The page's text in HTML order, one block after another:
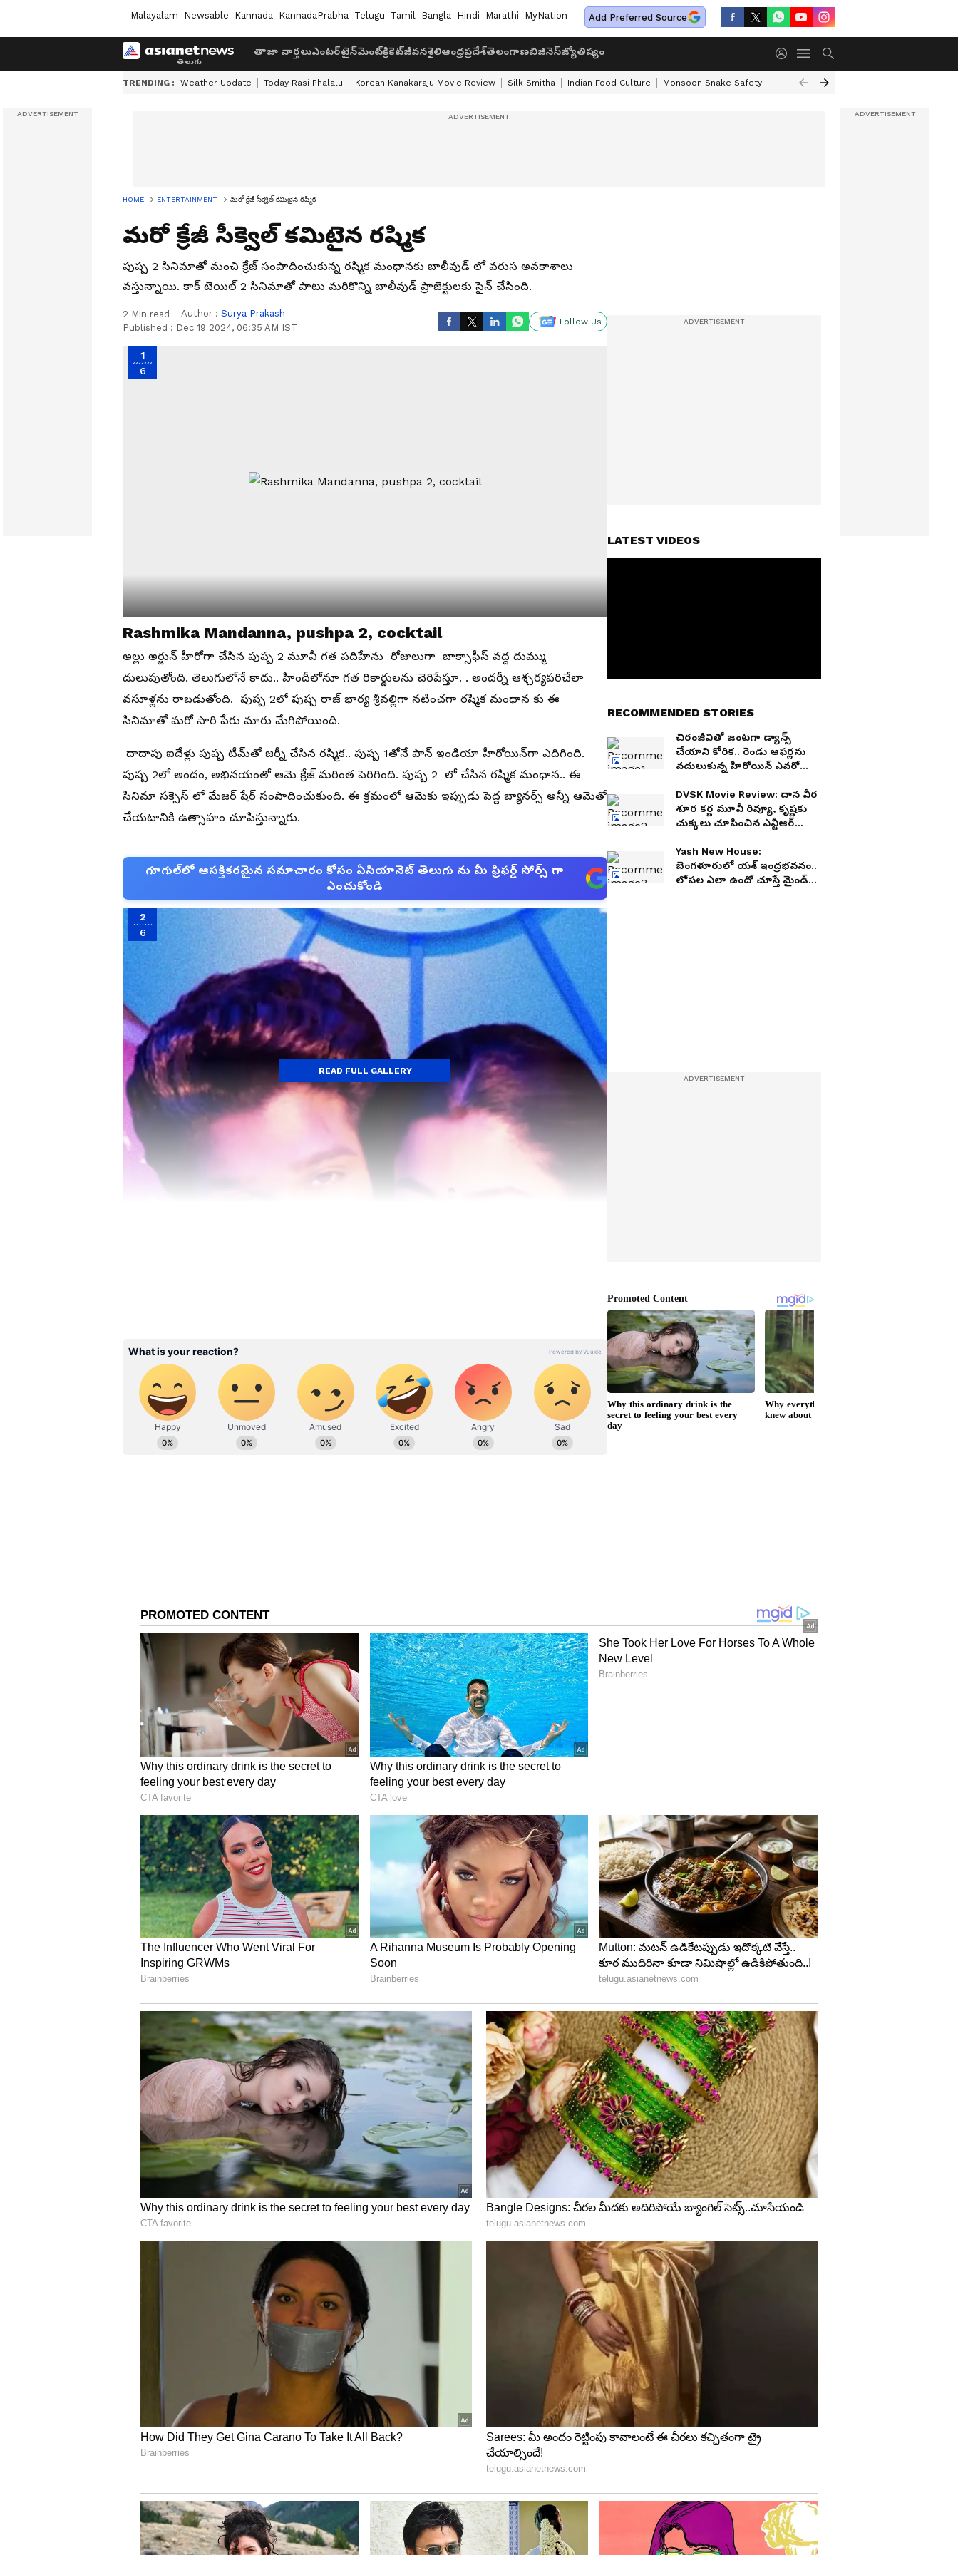
Malayalam Newsable Kannada KannadaPrabha Telugu Tamil Bangla Hindi Marathi MyNation Add Preferred Source
తాజా వార్తలుఎంటర్‌టైన్‌మెంట్క్రికెట్జీవనశైలిఆంధ్రప్రదేశ్తెలంగాణబిజినెస్జ్యోతిష్యం
TRENDING : Weather Update Today Rasi Phalalu Korean Kanakaraju Movie Review Silk Smitha Indian Food Culture Monsoon Snake Safety Akkineni Nageswara Rao
HOME ENTERTAINMENT మరో క్రేజీ సీక్వెల్ కమిటైన రష్మిక
మరో క్రేజీ సీక్వెల్ కమిటైన రష్మిక
పుష్ప 2 సినిమాతో మంచి క్రేజ్ సంపాదించుకున్న రష్మిక మంధానకు బాలీవుడ్ లో వరుస అవకాశాలు
వస్తున్నాయి. కాక్ టెయిల్ 2 సినిమాతో పాటు మరికొన్ని బాలీవుడ్ ప్రాజెక్టులకు సైన్ చేసింది.
2 Min read Author : Surya Prakash
Published : Dec 19 2024, 06:35 AM IST
Follow Us
1
6
Rashmika Mandanna, pushpa 2, cocktail
అల్లు అర్జున్ హీరోగా చేసిన పుష్ప 2 మూవీ గత పదిహేను రోజులుగా బాక్సాఫీస్ వద్ద దుమ్ము
దులుపుతోంది. తెలుగులోనే కాదు.. హిందీలోనూ గత రికార్డులను చెరిపేస్తూ. . అందర్నీ ఆశ్చర్యపరిచేలా
వసూళ్లను రాబడుతోంది. పుష్ప 2లో పుష్ప రాజ్ భార్య శ్రీవల్లిగా నటించగా రష్మిక మంధాన కు ఈ
సినిమాతో మరో సారి పేరు మారు మేగిపోయింది.
దాదాపు ఐదేళ్లు పుష్ప టీమ్‌తో జర్నీ చేసిన రష్మిక.. పుష్ప 1తోనే పాన్ ఇండియా హీరోయిన్‌గా ఎదిగింది.
పుష్ప 2లో అందం, అభినయంతో ఆమె క్రేజ్ మరింత పెరిగింది. పుష్ప 2 లో చేసిన రష్మిక మంధాన.. ఈ
సినిమా సక్సెస్ లో మేజర్ షేర్ సంపాదించుకుంది. ఈ క్రమంలో ఆమెకు ఇప్పుడు పెద్ద బ్యానర్స్ అన్నీ ఆమెతో
చేయటానికి ఉత్సాహం చూపిస్తున్నారు.
గూగుల్‌లో ఆసక్తికరమైన సమాచారం కోసం ఏసియానెట్ తెలుగు ను మీ ఫ్రిఫర్డ్ సోర్స్ గా
ఎంచుకోండి
2
6
హిందీతో పాటు బెంగాలీ భాషల్లోనూ మూవీ రిలీజైన విషయం తెలిసిందే. తెలుగు కంటే హిందీలోనే పుష్ప2కి
కలెక్షన్లు ఎక్కువగా వస్తుండటం గమనార్హం.
ఈ క్రమంలో హిందీ ప్రొడ్యూసర్స్ దృష్టి పూర్తిగా రష్మిక మీద పడింది. అల్లు అర్జున్ ఎలాగో తమకు దొరకడు.
రష్మికని అయినా తమ సినిమాలోకి తీసుకోవాలని ఆశిస్తున్నారు. దాంతో ఓపినింగ్స్ కు కొదవ ఉండదని
భావిస్తున్నారు. అయితే రష్మిక ఆచి తూచి మందుకు వెళ్తోంది.
6
నాగశౌర్య ఛలో చిత్రంతో తెలుగు సినీ ప్రేక్షకులకు పరిచయమైన రష్మిక..విజయ దేవరకొండ గీతాగోవిందం
సినిమాతో.. చెరిగిపోని ముద్ర వేసుకుంది. ఈ సినిమా ఆమెకు మంచి విజయం అందించింది.‌ ఇక ఆ సినిమా
తర్వాత నుంచి తెలుగులో వరుసగా అవకాశాలు అందుకుంటూ స్టార్ హీరోయిన్ గా ఎదిగింది.
అల్లు అర్జున్ తో చేసిన పుష్ప సినిమా ఈమె కెరియర్ కి ఓ రేంజిలో బూస్ట్ ఇచ్చింది. ఈ సినిమా వల్ల ఏకంగా
పాన్ ఇండియా స్టార్ హీరోయిన్ గా ఎదిగిపోయింది రష్మిక. ఇక ఆ తరువాత సందీప్ రెడ్డివంగా దర్శకత్వంలో
యానిమల్ సినిమా.. బాలీవుడ్లో సైతం ఎంతోమంది అభిమానులను తెచ్చిపెట్టింది. ఇప్పుడు మరో హిందీ
సినిమా కమిటైందని సమాచారం.
READ FULL GALLERY
LATEST VIDEOS
RECOMMENDED STORIES
చిరంజీవితో జంటగా డ్యాన్స్
చేయాని కోరిక.. రెండు ఆఫర్లను
వదులుకున్న హీరోయిన్ ఎవరో
DVSK Movie Review: దాన వీర
శూర కర్ణ మూవీ రివ్యూ, కృష్ణకు
చుక్కలు చూపించిన ఎన్టీఆర్
Yash New House:
బెంగళూరులో యశ్ ఇంద్రభవనం..
లోపల ఎలా ఉందో చూస్తే మైండ్